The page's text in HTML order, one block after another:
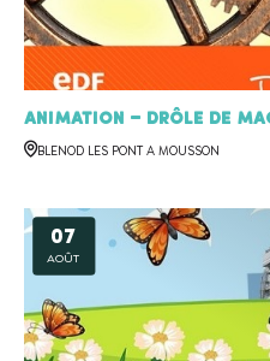
Animation – Drôle de
BLENOD LES PONT A MOUSSON
07
AOÛT